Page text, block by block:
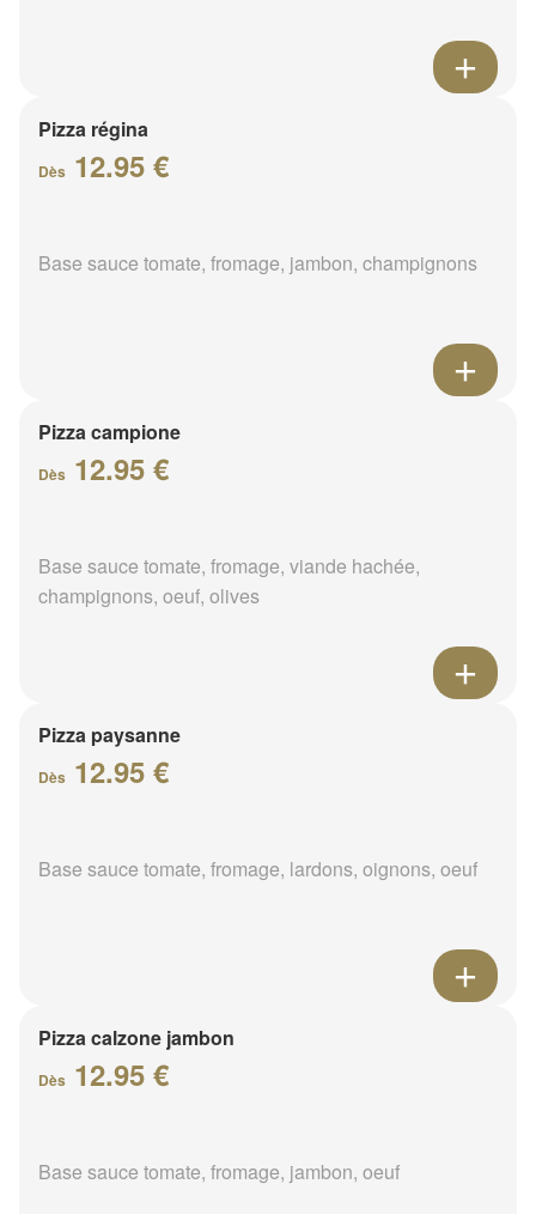
Pizza régina
Dès 12.95 €
Base sauce tomate, fromage, jambon, champignons
Pizza campione
Dès 12.95 €
Base sauce tomate, fromage, viande hachée,
champignons, oeuf, olives
Pizza paysanne
Dès 12.95 €
Base sauce tomate, fromage, lardons, oignons, oeuf
Pizza calzone jambon
Dès 12.95 €
Base sauce tomate, fromage, jambon, oeuf